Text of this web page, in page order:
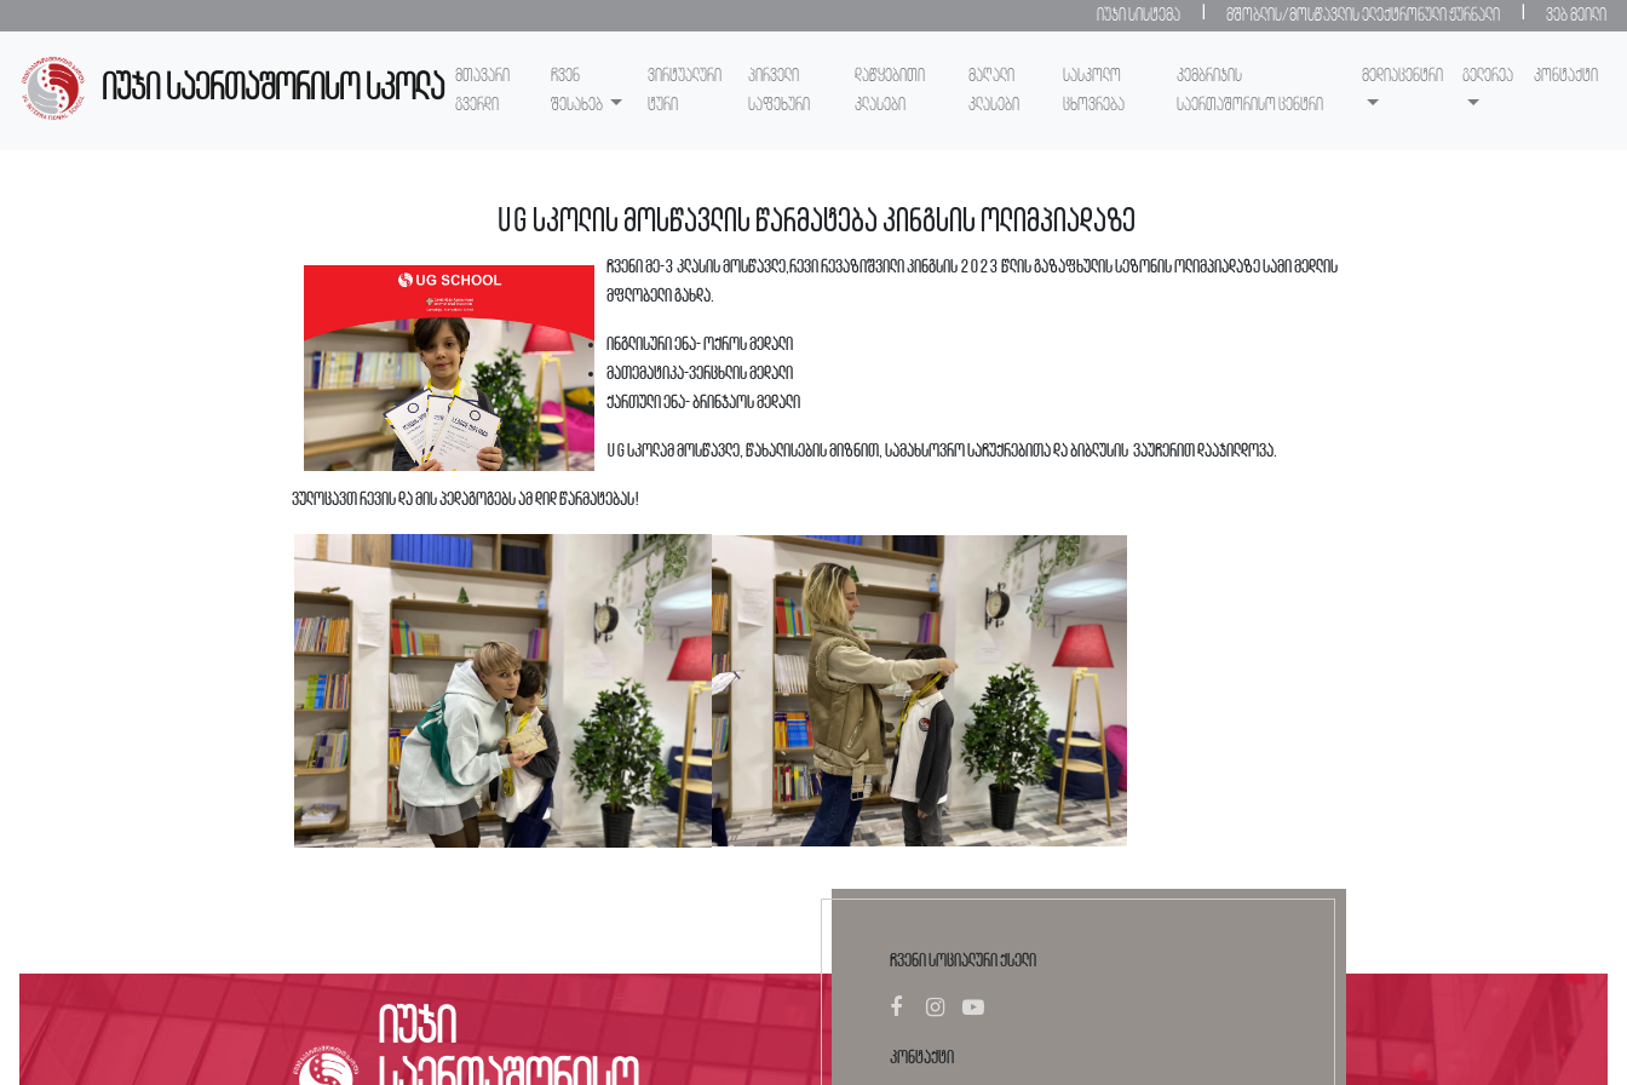
იუჯი სისტემა მშობლის/მოსწავლის ელექტრონული ჟურნალი ვებ მეილი
იუჯი საერთაშორისო სკოლა მთავარი
გვერდი
ჩვენ
შესახებ
ვირტუალური
ტური
პირველი
საფეხური
დაწყებითი
კლასები
მაღალი
კლასები
სასკოლო
ცხოვრება
კემბრიჯის
საერთაშორისო ცენტრი
მედიაცენტრი გელერეა კონტაქტი
UG სკოლის მოსწავლის წარმატება კინგსის ოლიმპიადაზე
ჩვენი მე-3 კლასის მოსწავლე,რევი რევაზიშვილი კინგსის 2023 წლის გაზაფხულის სეზონის ოლიმპიადაზე სამი მედლის
მფლობელი გახდა.
ინგლისური ენა- ოქროს მედალი
მათემატიკა-ვერცხლის მედალი
ქართული ენა- ბრინჯაოს მედალი
UG სკოლამ მოსწავლე, წახალისების მიზნით, სამახსოვრო საჩუქრებითა და ბიბლუსის ვაუჩერით დააჯილდოვა.
ვულოცავთ რევის და მის პედაგოგებს ამ დიდ წარმატებას!
იუჯი
ჩვენი სოციალური ქსელი
კონტაქტი